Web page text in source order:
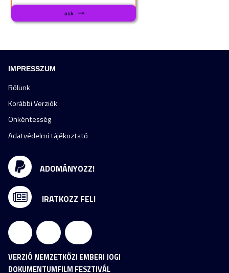
VERZIÓ NEMZETKÖZI EMBERI JOGI
DOKUMENTUMFILM FESZTIVÁL
ADOMÁNYOZZ!
IRATKOZZ FEL!
IMPRESSZUM
Rólunk
Korábbi Verziók
Önkéntesség
Adatvédelmi tájékoztató